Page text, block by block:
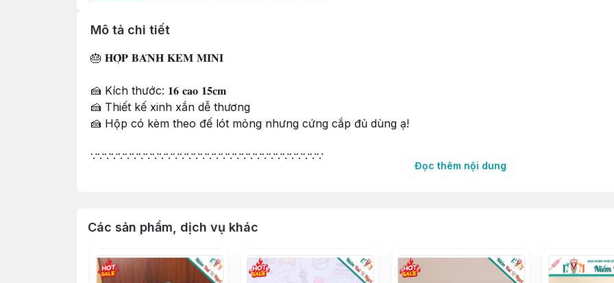
Mô tả chi tiết
🎂 𝐇𝐎̣̂𝐏 𝐁𝐀́𝐍𝐇 𝐊𝐄𝐌 𝐌𝐈𝐍𝐈
🍰 Kích thước: 𝟏𝟔 𝐜𝐚𝐨 𝟏𝟓𝐜𝐦
🍰 Thiết kế xinh xắn dễ thương
🍰 Hộp có kèm theo đế lót mỏng nhưng cứng cắp đủ dùng ạ!
∵∵∵∵∵∵∵∵∵∵∵∵∵∵∵∵∵∵∵∵∵∵∵∵∵∵∵∵∵∵∵∵∵∵
🔰 Phân phối Sỉ & Lẻ toàn quốc giá tận gốc
🔰 Nhập hàng trực tiếp, không qua trung gian từ các Nhà Máy lớn uy tín
Đọc thêm nội dung
Các sản phẩm, dịch vụ khác